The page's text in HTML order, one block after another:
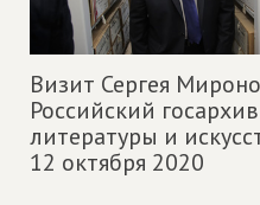
Визит Сергея
Российский госархив
литературы и
12 октября 2020